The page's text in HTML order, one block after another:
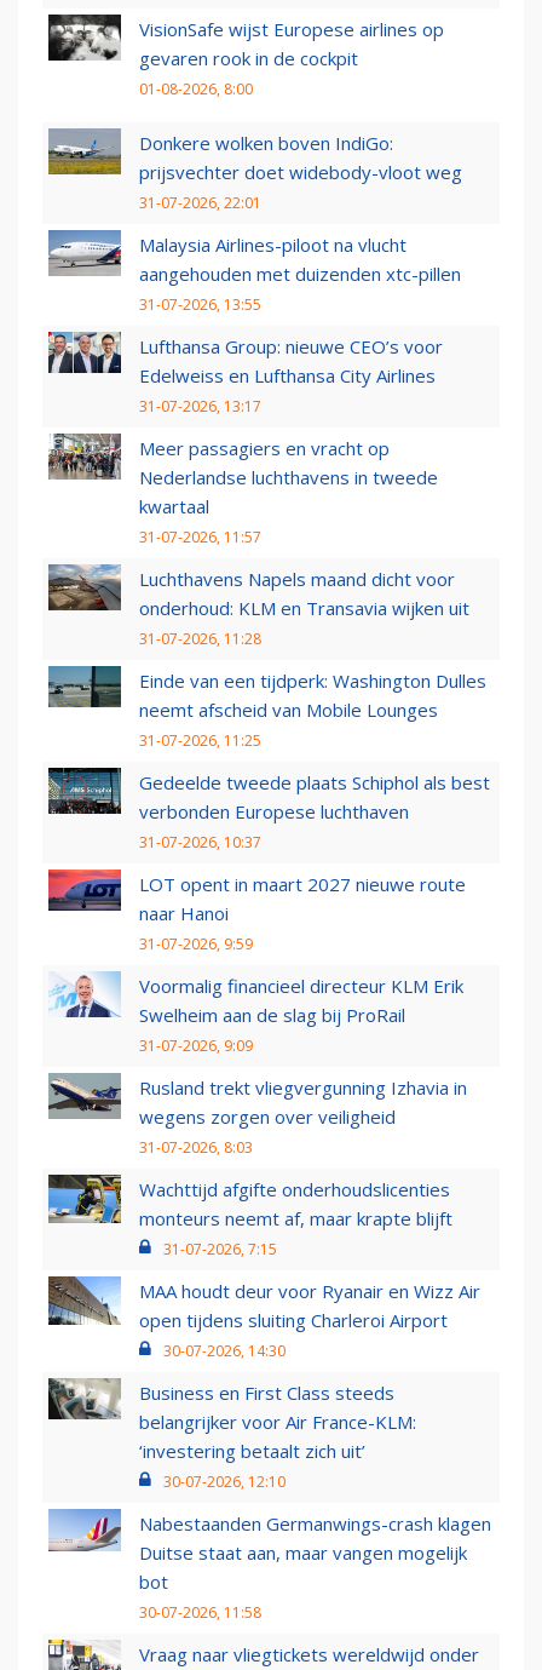
VisionSafe wijst Europese airlines op
gevaren rook in de cockpit
01-08-2026, 8:00
Donkere wolken boven IndiGo:
prijsvechter doet widebody-vloot weg
31-07-2026, 22:01
Malaysia Airlines-piloot na vlucht
aangehouden met duizenden xtc-pillen
31-07-2026, 13:55
Lufthansa Group: nieuwe CEO’s voor
Edelweiss en Lufthansa City Airlines
31-07-2026, 13:17
Meer passagiers en vracht op
Nederlandse luchthavens in tweede
kwartaal
31-07-2026, 11:57
Luchthavens Napels maand dicht voor
onderhoud: KLM en Transavia wijken uit
31-07-2026, 11:28
Einde van een tijdperk: Washington Dulles
neemt afscheid van Mobile Lounges
31-07-2026, 11:25
Gedeelde tweede plaats Schiphol als best
verbonden Europese luchthaven
31-07-2026, 10:37
LOT opent in maart 2027 nieuwe route
naar Hanoi
31-07-2026, 9:59
Voormalig financieel directeur KLM Erik
Swelheim aan de slag bij ProRail
31-07-2026, 9:09
Rusland trekt vliegvergunning Izhavia in
wegens zorgen over veiligheid
31-07-2026, 8:03
Wachttijd afgifte onderhoudslicenties
monteurs neemt af, maar krapte blijft
31-07-2026, 7:15
MAA houdt deur voor Ryanair en Wizz Air
open tijdens sluiting Charleroi Airport
30-07-2026, 14:30
Business en First Class steeds
belangrijker voor Air France-KLM:
‘investering betaalt zich uit’
30-07-2026, 12:10
Nabestaanden Germanwings-crash klagen
Duitse staat aan, maar vangen mogelijk
bot
30-07-2026, 11:58
Vraag naar vliegtickets wereldwijd onder